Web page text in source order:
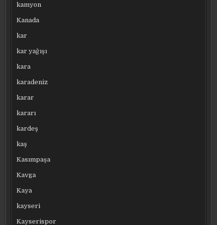
kamyon
Kanada
kar
kar yağışı
kara
karadeniz
karar
kararı
kardeş
kaş
Kasımpaşa
Kavga
Kaya
kayseri
Kayserispor